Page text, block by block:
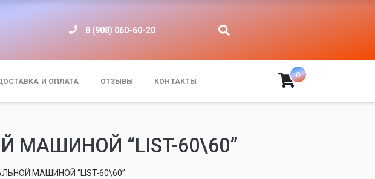
8 (908) 060-60-20
И ОПЛАТА ОТЗЫВЫ КОНТАКТЫ
0
“LIST-60\60”
МАШИНОЙ “LIST-60\60”